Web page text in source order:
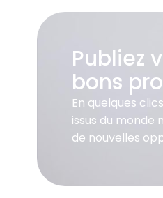
Publiez
bons
En quelques
issus du monde
de nouvelles